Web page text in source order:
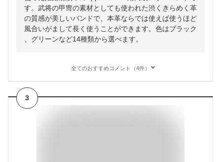
す。武将の甲冑の素材としても使われた渋くきらめく革
の質感が美しいバンドで、本革ならでは使えば使うほど
風合いがまして長く使うことができます。色はブラック
、グリーンなど14種類から選べます。
全てのおすすめコメント（4件）
3